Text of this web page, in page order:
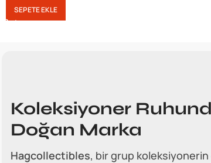
SEPETE EKLE
Koleksiyoner
Doğan Marka
Hagcollectibles, bir grup